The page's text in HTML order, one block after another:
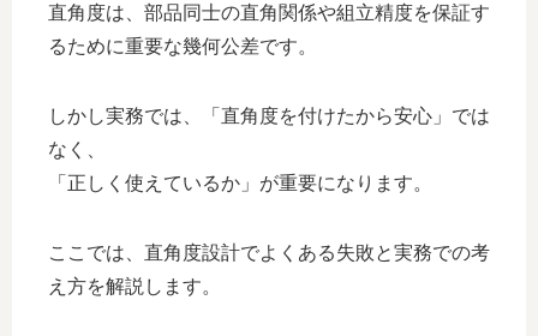
直角度は、部品同士の直角関係や組立精度を保証す
るために重要な幾何公差です。
しかし実務では、「直角度を付けたから安心」では
なく、
「正しく使えているか」が重要になります。
ここでは、直角度設計でよくある失敗と実務での考
え方を解説します。